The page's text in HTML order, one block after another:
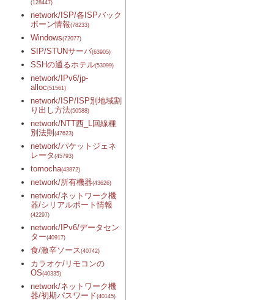
(128447)
network/ISP/各ISPバック
ボーン情報(78233)
Windows(72077)
SIP/STUNサーバ(63905)
SSHの通るホテル(53099)
network/IPv6/jp-
alloc(51561)
network/ISP/ISP別地域割
り出し方法(50588)
network/NTT西_L回線種
別法則(47623)
network/パケットジェネ
レータ (45793)
tomocha(43872)
network/所有機器(43626)
network/ネットワーク機
器/シリアルポート情報
(42297)
network/IPv6/データセン
ター(40917)
食/激辛ソース (40742)
カラオケ/リモコンの
OS(40335)
network/ネットワーク機
器/初期パスワード(40145)